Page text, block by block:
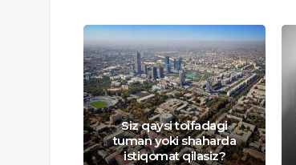
Siz qaysi toifadagi
tuman yoki shaharda
istiqomat qilasiz?